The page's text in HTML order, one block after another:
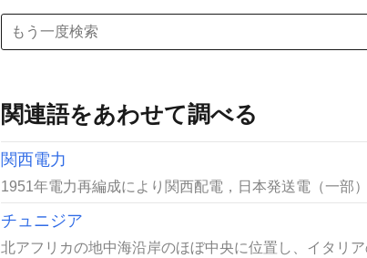
関連語をあわせて調べる
関西電力
1951年電力再編成により関西配電，日本発送電（一部
チュニジア
北アフリカの地中海沿岸のほぼ中央に位置し、イタリ